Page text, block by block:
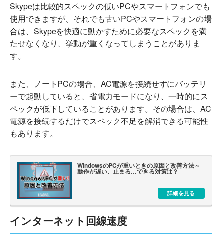
Skypeは比較的スペックの低いPCやスマートフォンでも
使用できますが、それでも古いPCやスマートフォンの場
合は、Skypeを快適に動かすために必要なスペックを満
たせなくなり、挙動が重くなってしまうことがありま
す。
また、ノートPCの場合、AC電源を接続せずにバッテリ
ーで起動していると、省電力モードになり、一時的にス
ペックが低下していることがあります。その場合は、AC
電源を接続するだけでスペック不足を解消できる可能性
もあります。
WindowsのPCが重いときの原因と改善方法～
動作が遅い、止まる…できる対策は？
詳細を見る
インターネット回線速度